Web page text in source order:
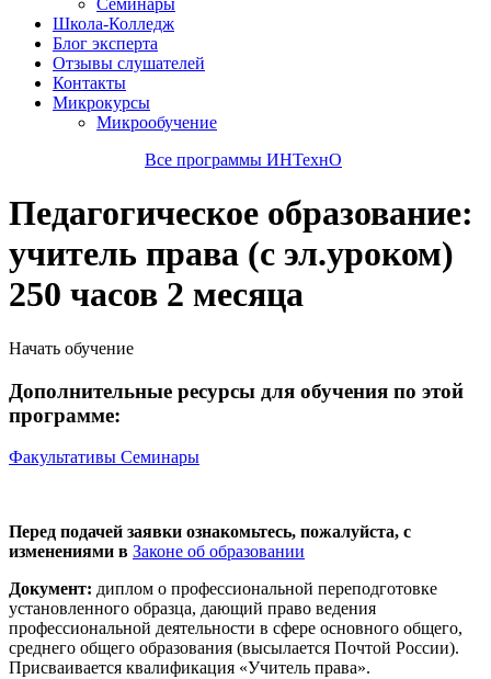
Семинары
Школа-Колледж
Блог эксперта
Отзывы слушателей
Контакты
Микрокурсы
Микрообучение
Все программы ИНТехнО
Педагогическое образование:
учитель права (с эл.уроком)
250 часов 2 месяца
Начать обучение
Дополнительные ресурсы для обучения по этой
программе:
Факультативы Семинары
Перед подачей заявки ознакомьтесь, пожалуйста, с
изменениями в Законе об образовании
Документ: диплом о профессиональной переподготовке
установленного образца, дающий право ведения
профессиональной деятельности в сфере основного общего,
среднего общего образования (высылается Почтой России).
Присваивается квалификация «Учитель права».